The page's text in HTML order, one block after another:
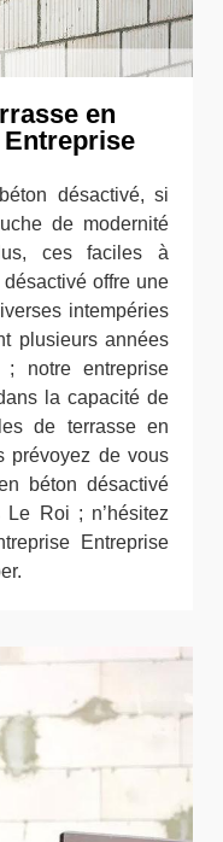
en
désactivé, si
de modernité
ces faciles à
offre une
intempéries
plusieurs années
; notre entreprise
la capacité de
de terrasse en
prévoyez de vous
béton désactivé
Roi ; n’hésitez
Entreprise